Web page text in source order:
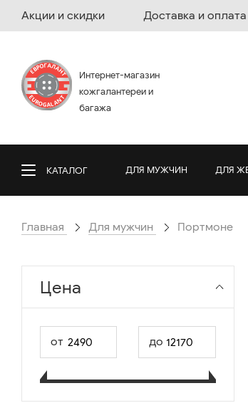
Акции и скидки Доставка и оплата
Интернет-магазин
кожгалантереи и
багажа
КАТАЛОГ ДЛЯ МУЖЧИН ДЛЯ
Главная Для мужчин Портмоне
Цена
от до